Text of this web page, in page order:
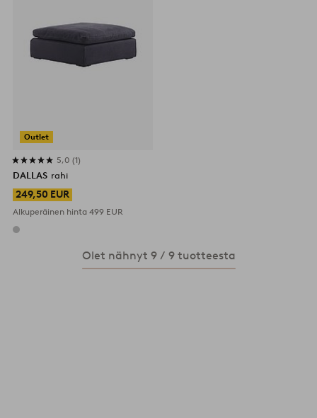
Outlet
5,0 1
DALLAS rahi
249,50 EUR
Alkuperäinen hinta 499 EUR
Olet nähnyt 9 / 9 tuotteesta